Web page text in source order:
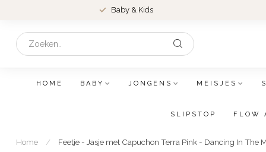
Baby & Kids
HOME BABY JONGENS MEISJES
SLIPSTOP FLOW
Home / Feetje - Jasje met Capuchon Terra Pink - Dancing In The